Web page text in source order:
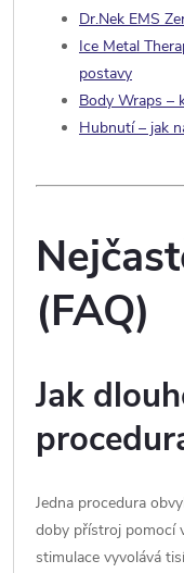
Dr.Nek EMS
Ice Metal
postavy
Body Wraps –
Hubnutí – jak
(FAQ)
Jak
Jedna procedura
doby přístroj pomocí
stimulace vyvolává